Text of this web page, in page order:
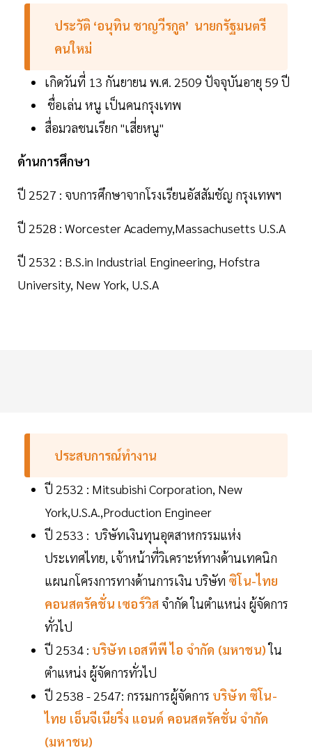
ประวัติ ‘อนุทิน ชาญวีรกูล’ นายกรัฐมนตรี
คนใหม่
เกิดวันที่ 13 กันยายน พ.ศ. 2509 ปัจจุบันอายุ 59 ปี
ชื่อเล่น หนู เป็นคนกรุงเทพ
สื่อมวลชนเรียก "เสี่ยหนู"
ด้านการศึกษา
ปี 2527 : จบการศึกษาจากโรงเรียนอัสสัมชัญ กรุงเทพฯ
ปี 2528 : Worcester Academy,Massachusetts U.S.A
ปี 2532 : B.S.in Industrial Engineering, Hofstra
University, New York, U.S.A
ประสบการณ์ทำงาน
ปี 2532 : Mitsubishi Corporation, New
York,U.S.A.,Production Engineer
ปี 2533 : บริษัทเงินทุนอุตสาหกรรมแห่ง
ประเทศไทย, เจ้าหน้าที่วิเคราะห์ทางด้านเทคนิก
แผนกโครงการทางด้านการเงิน บริษัท ซิโน-ไทย
คอนสตรัคชั่น เซอร์วิส จำกัด ในตำแหน่ง ผู้จัดการ
ทั่วไป
ปี 2534 : บริษัท เอสทีพี ไอ จำกัด (มหาชน)ใน
ตำแหน่ง ผู้จัดการทั่วไป
ปี 2538 - 2547: กรรมการผู้จัดการ บริษัท ซิโน-
ไทย เอ็นจีเนียริ่ง แอนด์ คอนสตรัคชั่น จำกัด
(มหาชน)